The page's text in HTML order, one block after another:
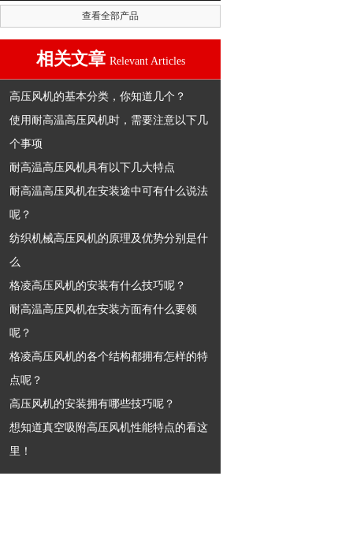
查看全部产品
相关文章 Relevant Articles
高压风机的基本分类，你知道几个？
使用耐高温高压风机时，需要注意以下几
个事项
耐高温高压风机具有以下几大特点
耐高温高压风机在安装途中可有什么说法
呢？
纺织机械高压风机的原理及优势分别是什
么
格凌高压风机的安装有什么技巧呢？
耐高温高压风机在安装方面有什么要领
呢？
格凌高压风机的各个结构都拥有怎样的特
点呢？
高压风机的安装拥有哪些技巧呢？
想知道真空吸附高压风机性能特点的看这
里！